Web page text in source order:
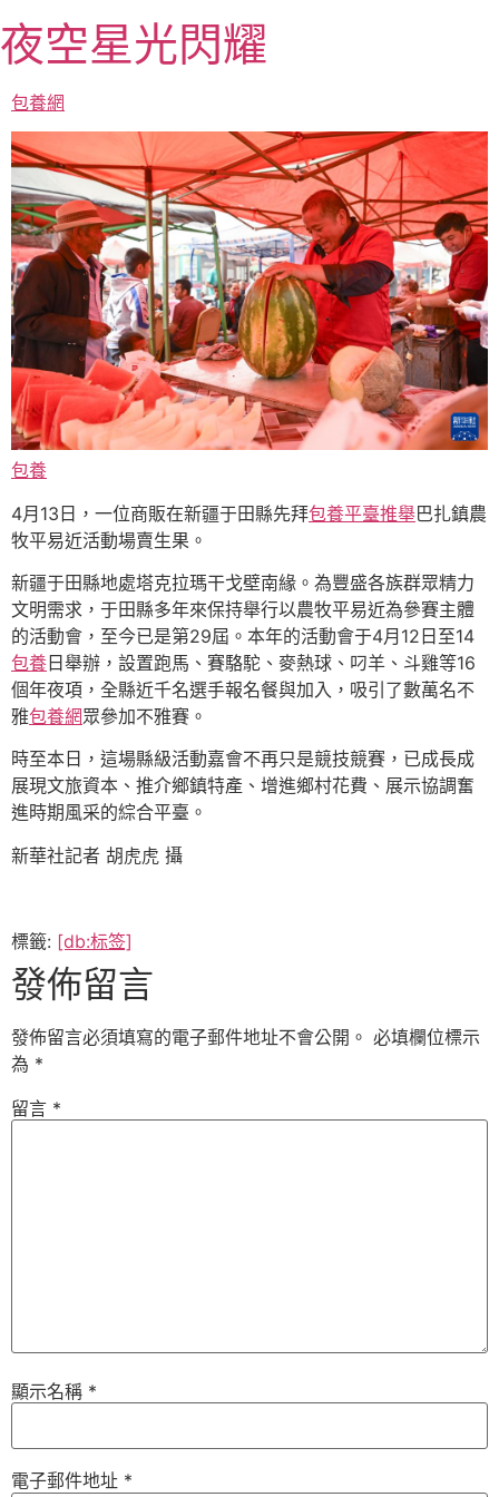
至
主
要
容
夜空星光閃耀
包養網
包養
4月13日，一位商販在新疆于田縣先拜包養平臺推舉巴扎鎮農
牧平易近活動場賣生果。
新疆于田縣地處塔克拉瑪干戈壁南緣。為豐盛各族群眾精力
文明需求，于田縣多年來保持舉行以農牧平易近為參賽主體
的活動會，至今已是第29屆。本年的活動會于4月12日至14
包養 日舉辦，設置跑馬、賽駱駝、麥熱球、叼羊、斗雞等16
個年夜項，全縣近千名選手報名餐與加入，吸引了數萬名不
雅包養網眾參加不雅賽。
時至本日，這場縣級活動嘉會不再只是競技競賽，已成長成
展現文旅資本、推介鄉鎮特產、增進鄉村花費、展示協調奮
進時期風采的綜合平臺。
新華社記者 胡虎虎 攝
標籤: [db:标签]
發佈留言
發佈留言必須填寫的電子郵件地址不會公開。 必填欄位標示
為 *
留言 *
顯示名稱 *
電子郵件地址 *